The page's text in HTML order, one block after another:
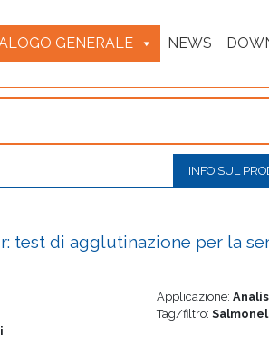
GENERALE NEWS
INFO SUL
test di agglutinazione per la
Applicazione:
Tag/filtro: